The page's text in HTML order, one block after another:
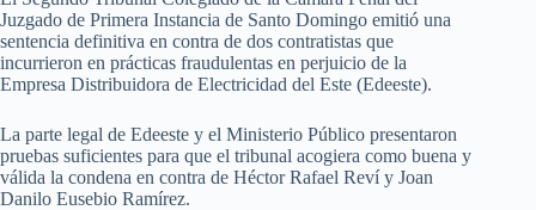
Juzgado de Primera Instancia de Santo Domingo emitió una
sentencia definitiva en contra de dos contratistas que
incurrieron en prácticas fraudulentas en perjuicio de la
Empresa Distribuidora de Electricidad del Este (Edeeste).
La parte legal de Edeeste y el Ministerio Público presentaron
pruebas suficientes para que el tribunal acogiera como buena y
válida la condena en contra de Héctor Rafael Reví y Joan
Danilo Eusebio Ramírez.